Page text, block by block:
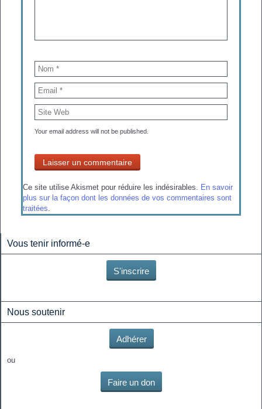
Your email address will not be published.
Ce site utilise Akismet pour réduire les indésirables. En savoir
plus sur la façon dont les données de vos commentaires sont
traitées.
Vous tenir informé-e
S'inscrire
Nous soutenir
Adhérer
ou
Faire un don